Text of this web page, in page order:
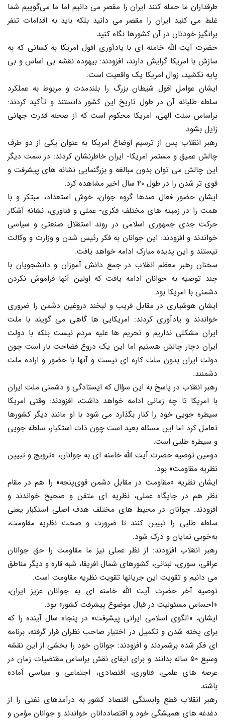
طرفداران ما حمله کنند ایران را مقصر می دانیم اما ما می‌گوییم شما
غلط می کنید ایران را مقصر می دانید بلکه باید به اقدامات تنفر
برانگیز خودتان در آن کشورها نگاه کنید.
حضرت آیت الله خامنه ای با یادآوری افول امریکا به کسانی که به
سازش با امریکا گرایش دارند، افزودند: بیهوده نقشه بی اساس و بی
پایه نکشید، زوال امریکا یک واقعیت است.
ایشان عوامل افول شیطان بزرگ را بلندمدت و مربوط به عملکرد
سلطه طلبانه آن در طول تاریخ این کشور دانستند و تأکید کردند:
براساس سنت الهی، امریکا محکوم است که از صحنه قدرت جهانی
زایل بشود.
رهبر انقلاب پس از ترسیم اوضاع امریکا به عنوان یکی از دو طرف
چالش عمیق و مستمر امریکا- ایران خاطرنشان کردند: در سمت دیگر
این چالش می توان بدون مبالغه و بزرگنمایی نشانه های پیشرفت و
قوی تر شدن را در طول ۴۰ سال اخیر مشاهده کرد.
ایشان حضور فعال صدها گروه جوان، خوش استعداد، مبتکر و با
همت را در زمینه های مختلف فکری- عملی و فناوری، نشانه آشکار
حرکت جدی جمهوری اسلامی در روند استقلال صنعتی و سیاسی
خواندند و افزودند: این جوانان به فکر رئیس شدن و وزارت و وکالت
نیستند و این پدیده مبارک ادامه خواهد یافت.
سخنان رهبر معظم انقلاب در جمع دانش آموزان و دانشجویان با
چند توصیه به جوانان ادامه یافت که اولین آنها فراموش نکردن
دشمنی با امریکا بود.
ایشان هوشیاری در مقابل فریب و لبخند دروغین دشمن را ضروری
خواندند و یادآوری کردند: امریکایی ها گاهی می گویند با ملت
ایران مشکلی نداریم و تحریم ها علیه مردم نیست بلکه با دولت
ایران دچار چالش هستیم اما این یک دروغ فضاحت بار است چون
دولت ایران بدون ملت کاره ای نیست و آنها با حضور و اراده ملت
دشمنند.
رهبر انقلاب در پاسخ به این سؤال که ایستادگی و دشمنی ملت ایران
با امریکا تا چه زمانی ادامه خواهد داشت، افزودند: وقتی امریکا
سیطره جویی خود را کنار بگذارد می شود با او مانند دیگر کشورها
تعامل کرد اما این مسئله بعید است چون ذات استکبار، سلطه جویی
و سیطره طلبی است.
دومین توصیه حضرت آیت الله خامنه ای به جوانان، «ترویج و تبیین
نظریه مقاومت» بود.
ایشان نظریه «مقاومت در مقابل دشمن قوی‌پنجه» را هم در مقام
نظر هم در جایگاه عملی، نظریه ای متقن و صحیح خواندند و
افزودند: جوانان در محیط های مختلف هدف اصلی استکبار یعنی
سلطه طلبی را تبیین کنند تا ضرورت و صحت نظریه مقاومت،
به‌خوبی نمایان و درک شود.
رهبر انقلاب افزودند: از نظر عملی نیز ما مقاومت را حق جوانان
عراقی، سوری، لبنانی، کشورهای شمال افریقا، شبه قاره و دیگر مناطق
می دانیم و تقویت این جریانها تقویت نظریه مقاومت است.
توصیه آخر حضرت آیت الله خامنه ای به جوانان عزیز ایران،
«احساس مسئولیت در قبال موضوع پیشرفت کشور» بود.
ایشان، «الگوی اسلامی ایرانی پیشرفت» در پنجاه سال آینده را که
برای پخته شدن و تکمیل در اختیار صاحب نظران قرار گرفته، برنامه
ای فکر شده برشمردند و افزودند: جوانان خود را بخشی از این نقشه
وسیع ۵۰ ساله بدانند و برای ایفای نقش براساس مقتضیات زمان در
عرصه های علمی، فناوری، اقتصادی، اجتماعی و سیاسی آماده
باشند.
رهبر انقلاب قطع وابستگی اقتصاد کشور به درآمدهای نفتی را از
دغدغه های همیشگی خود و اقتصاددانان خواندند و جوانان مؤمن و